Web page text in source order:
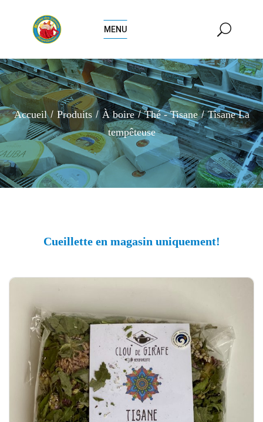
MENU
Accueil Produits À boire Thé - Tisane
Tisane La
tempêteuse
Cueillette en magasin uniquement!